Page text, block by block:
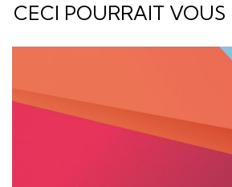
CECI POURRAIT VOUS